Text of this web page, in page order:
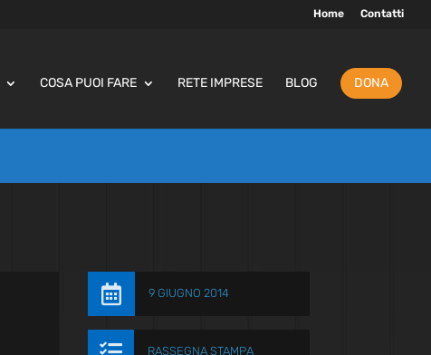
Home Contatti
COSA PUOI FARE RETE IMPRESE BLOG DONA
 9 GIUGNO 2014
RASSEGNA STAMPA